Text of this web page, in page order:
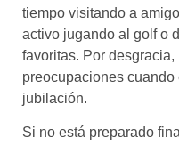
tiempo visitando a
activo jugando al golf o
favoritas. Por
preocupaciones
jubilación.
Si no está preparado